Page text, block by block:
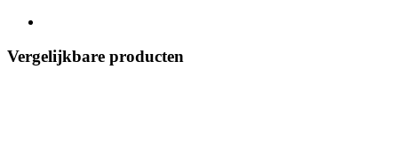
Vergelijkbare producten